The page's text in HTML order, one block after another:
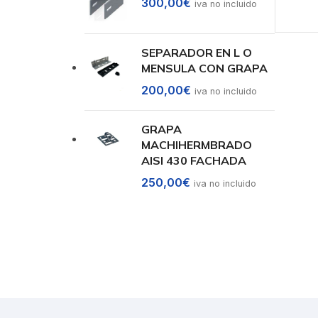
300,00€ iva no incluido
SEPARADOR EN L O
MENSULA CON GRAPA
200,00€ iva no incluido
GRAPA
MACHIHERMBRADO
AISI 430 FACHADA
250,00€ iva no incluido